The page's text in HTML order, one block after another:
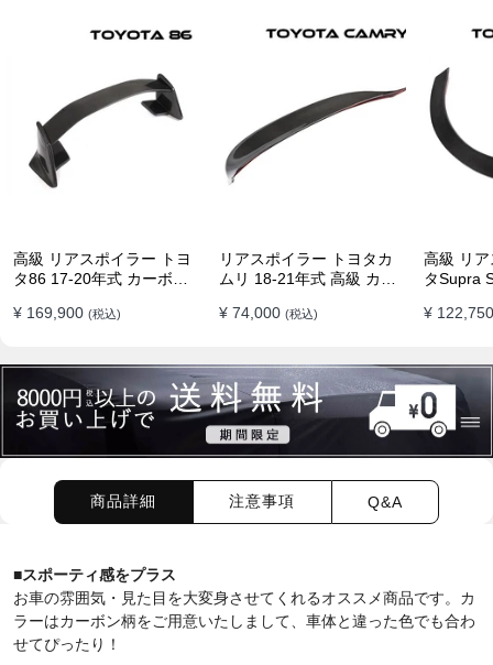
高級 リアスポイラー トヨ
タ86 17-20年式 カーボン
¥ 169,900 (税込)
リアスポイラー トヨタカ
ムリ 18-21年式 高級 カー
¥ 74,000 (税込)
高級 リ
タSupra
着
¥
商品詳細 注意事項 Q&A
■スポーティ感をプラス
お車の雰囲気・見た目を大変身させてくれるオススメ商品です。カ
ラーはカーボン柄をご用意いたしまして、車体と違った色でも合わ
せてぴったり！